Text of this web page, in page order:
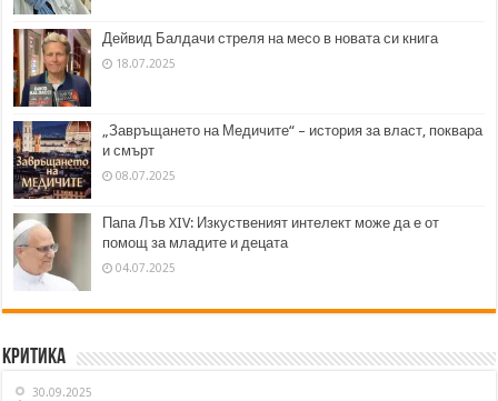
Дейвид Балдачи стреля на месо в новата си книга
18.07.2025
„Завръщането на Медичите“ – история за власт, поквара
и смърт
08.07.2025
Папа Лъв XIV: Изкуственият интелект може да е от
помощ за младите и децата
04.07.2025
Критика
30.09.2025